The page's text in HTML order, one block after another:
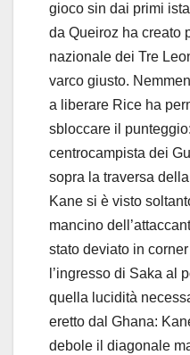
gioco sin dai primi
da Queiroz ha creato
nazionale dei Tre
varco giusto.
a liberare Rice ha
sbloccare il
centrocampista dei
sopra la traversa
Kane si è visto
mancino
stato deviato in
l’ingresso di Saka al
quella lucidità
eretto dal Ghana:
debole il diagonale